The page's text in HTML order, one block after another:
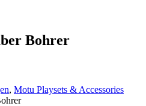
Bohrer
, Motu Playsets & Accessories